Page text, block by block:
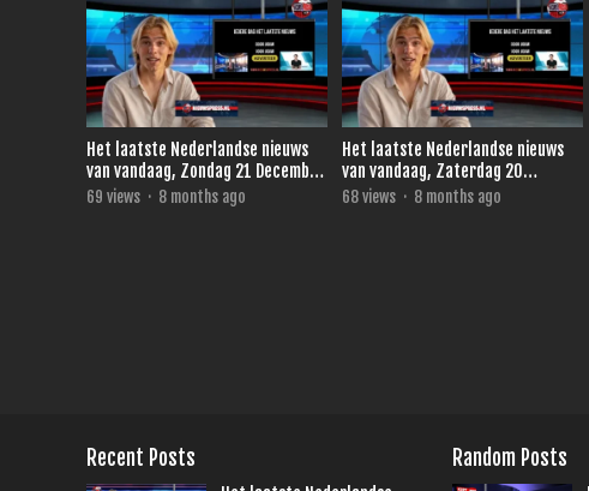
Het laatste Nederlandse nieuws
van vandaag, Zondag 21 December
2025.
69 views · 8 months ago
Het laatste Nederlandse nieuws
van vandaag, Zaterdag 20
December 2025.
68views · 8 months ago
Recent Posts Random Posts